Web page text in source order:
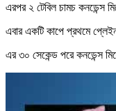
এরপর ২ টেবিল চামচ কনডেন্স
এবার একটি কাপে প্রথমে
এর ৩০ সেকেন্ড পরে কনডেন্স